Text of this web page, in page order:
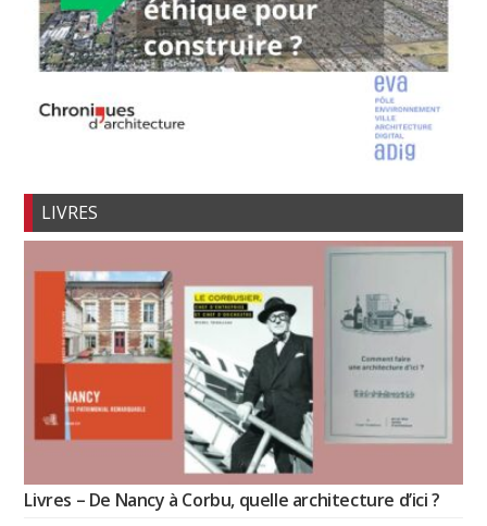
LIVRES
Livres – De Nancy à Corbu, quelle architecture d’ici ?